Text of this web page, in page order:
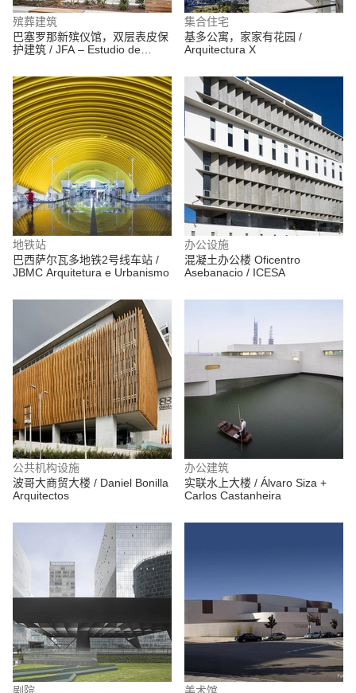
殡葬建筑
巴塞罗那新殡仪馆，双层表皮保
护建筑 / JFA – Estudio de
集合住宅
基多公寓，家家有花园 /
Arquitectura X
地铁站
巴西萨尔瓦多地铁2号线车站 /
JBMC Arquitetura e Urbanismo
办公设施
混凝土办公楼 Oficentro
Asebanacio / ICESA
公共机构设施
波哥大商贸大楼 / Daniel Bonilla
Arquitectos
办公建筑
实联水上大楼 / Álvaro Siza +
Carlos Castanheira